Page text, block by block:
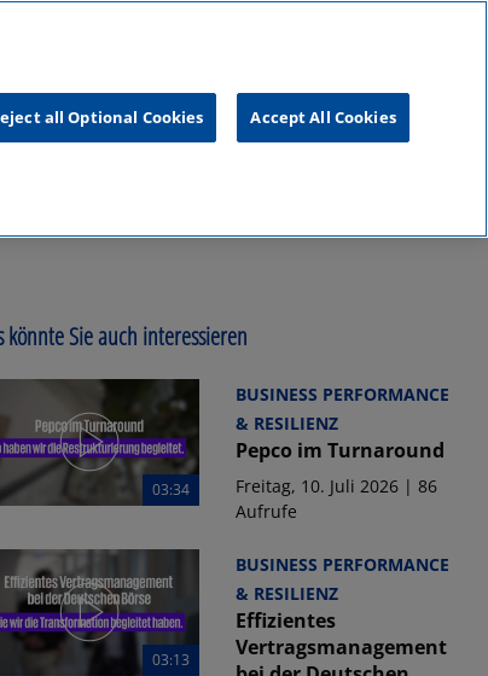
könnte Sie auch interessieren
03:34
BUSINESS PERFORMANCE
& RESILIENZ
Pepco im Turnaround
Freitag, 10. Juli 2026 | 86
Aufrufe
03:13
BUSINESS PERFORMANCE
& RESILIENZ
Effizientes
Vertragsmanagement
all Optional Cookies Accept All Cookies